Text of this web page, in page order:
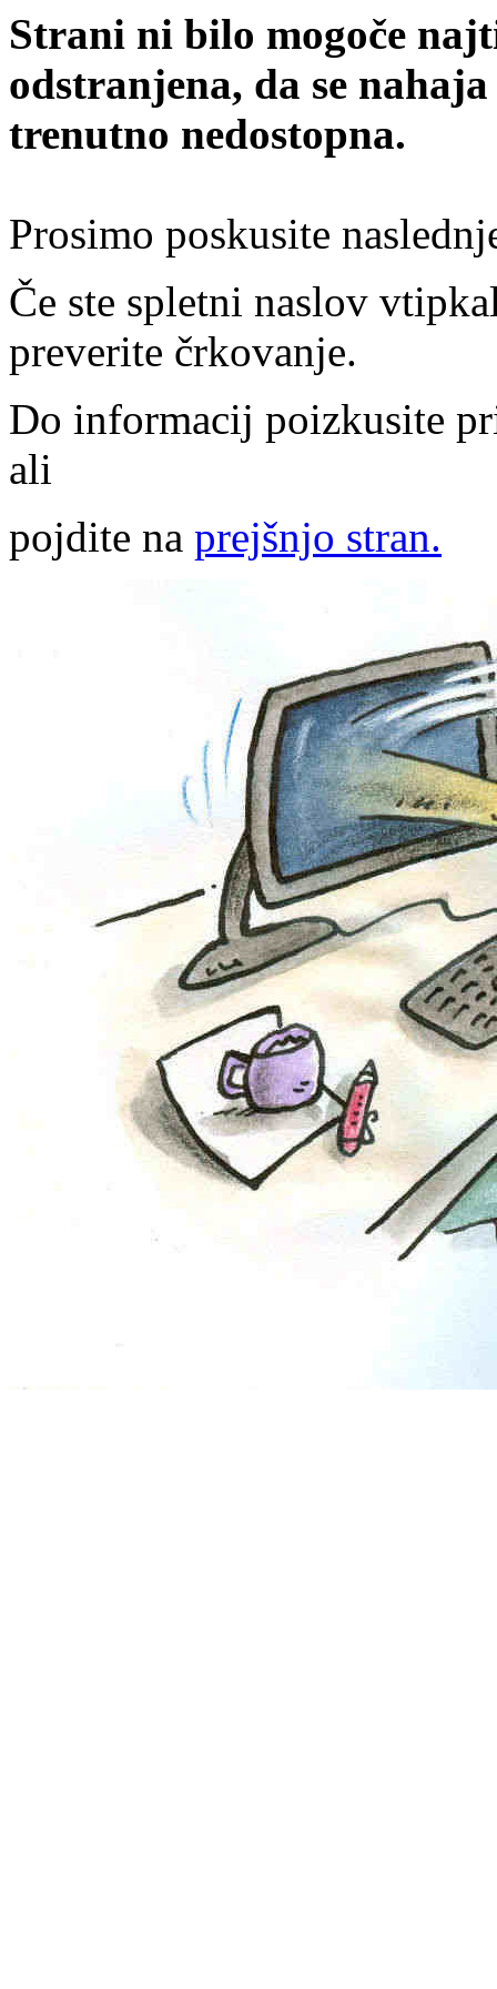
Strani ni bilo mogoče
odstranjena, da se
trenutno nedostopna.
Prosimo poskusite
Če ste spletni naslov
preverite črkovanje.
Do informacij poizkusite
ali
pojdite na prejšnjo stran.